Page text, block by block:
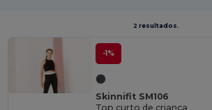
2 resultados.
-1%
Skinnifit SM106
Top curto de criança